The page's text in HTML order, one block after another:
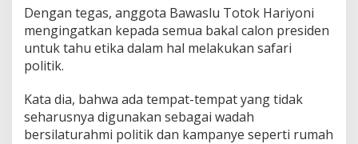
l
t
a
n
n
t
e
n
Dengan tegas, anggota Bawaslu Totok Hariyoni
mengingatkan kepada semua bakal calon presiden
untuk tahu etika dalam hal melakukan safari
politik.
Kata dia, bahwa ada tempat-tempat yang tidak
seharusnya digunakan sebagai wadah
bersilaturahmi politik dan kampanye seperti rumah